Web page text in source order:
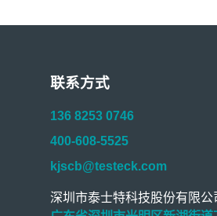
联系方式
136 8253 0746
400-608-5525
kjscb@testeck.com
深圳市泰士特科技股份有限公